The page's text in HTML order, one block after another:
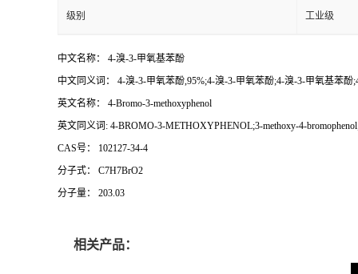
级别 工业级
中文名称： 4-溴-3-甲氧基苯酚
中文同义词： 4-溴-3-甲氧苯酚,95%;4-溴-3-甲氧苯酚;4-溴-3-甲氧基苯酚
英文名称： 4-Bromo-3-methoxyphenol
英文同义词: 4-BROMO-3-METHOXYPHENOL;3-methoxy-4-
CAS号： 102127-34-4
分子式： C7H7BrO2
分子量： 203.03
相关产品：